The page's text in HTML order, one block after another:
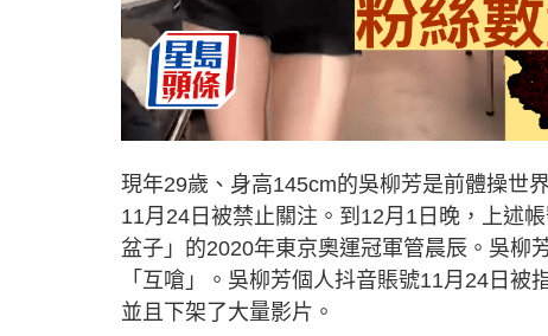
現年29歲、身高145cm的吳柳芳是前體操世
11月24日被禁止關注。到12月1日晚，上述
盆子」的2020年東京奧運冠軍管晨辰。吳柳
「互嗆」。吳柳芳個人抖音賬號11月24日
並且下架了大量影片。